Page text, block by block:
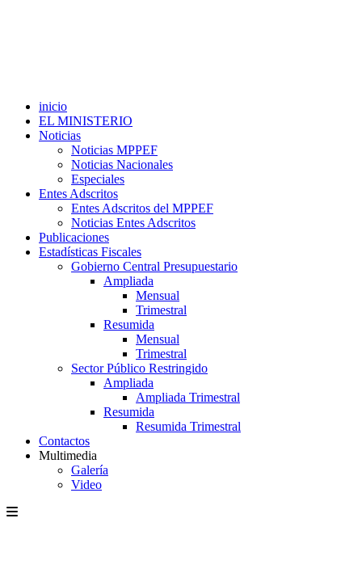
inicio
EL MINISTERIO
Noticias
Noticias MPPEF
Noticias Nacionales
Especiales
Entes Adscritos
Entes Adscritos del MPPEF
Noticias Entes Adscritos
Publicaciones
Estadísticas Fiscales
Gobierno Central Presupuestario
Ampliada
Mensual
Trimestral
Resumida
Mensual
Trimestral
Sector Público Restringido
Ampliada
Ampliada Trimestral
Resumida
Resumida Trimestral
Contactos
Multimedia
Galería
Video